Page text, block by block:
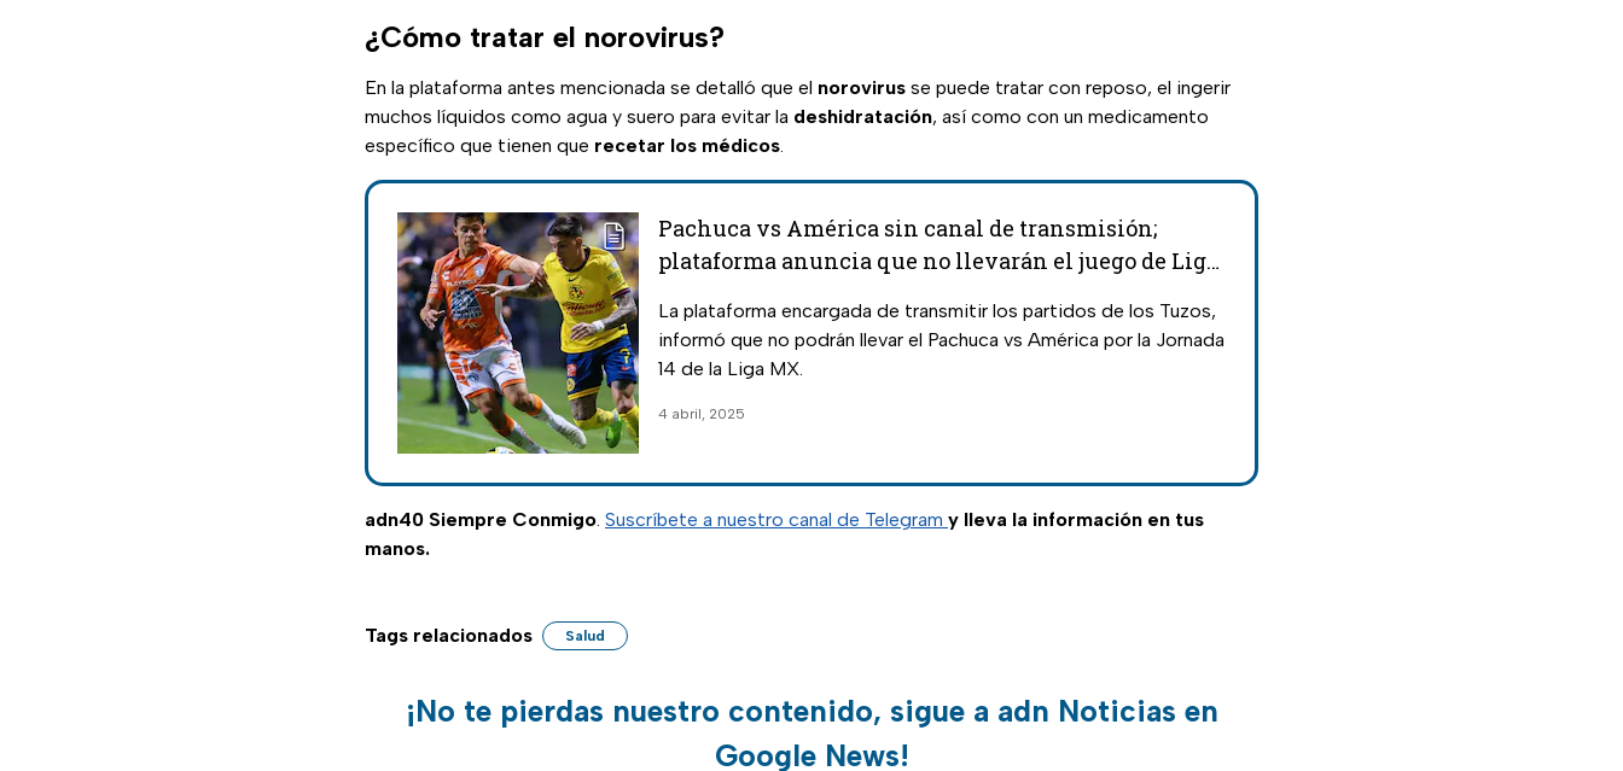
¿Cómo tratar el norovirus?
En la plataforma antes mencionada se detalló que el norovirus se puede tratar con reposo, el ingerir
muchos líquidos como agua y suero para evitar la deshidratación, así como con un medicamento
específico que tienen que recetar los médicos.
Pachuca vs América sin canal de transmisión;
plataforma anuncia que no llevarán el juego de Liga
La plataforma encargada de transmitir los partidos de los Tuzos,
informó que no podrán llevar el Pachuca vs América por la Jornada
14 de la Liga MX.
4 abril, 2025
adn40 Siempre Conmigo. Suscríbete a nuestro canal de Telegram y lleva la información en tus
manos.
Tags relacionados Salud
¡No te pierdas nuestro contenido, sigue a adn Noticias en
Google News!